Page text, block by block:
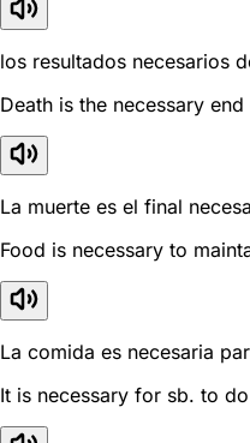
los resultados necesarios
Death is the necessary
La muerte es el final
Food is necessary to
La comida es necesaria
It is necessary for sb. to